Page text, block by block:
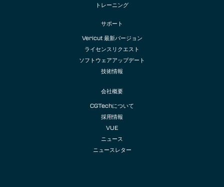
トレーニング
サポート
Vericut 最新バージョン
ライセンスリクエスト
ソフトウェアアップデート
技術情報
会社概要
CGTechについて
採用情報
VUE
ニュース
ニュースレター